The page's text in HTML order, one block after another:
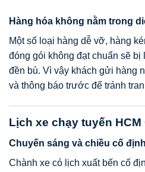
Hàng hóa không nằm trong
Một số loại hàng dễ vỡ, hàng
đóng gói không đạt chuẩn sẽ bị
đền bù. Vì vậy khách gửi hàng
và thông báo trước để tránh
Lịch xe chạy tuyến
Chuyến sáng và chiều cố định
Chành xe có lịch xuất bến cố